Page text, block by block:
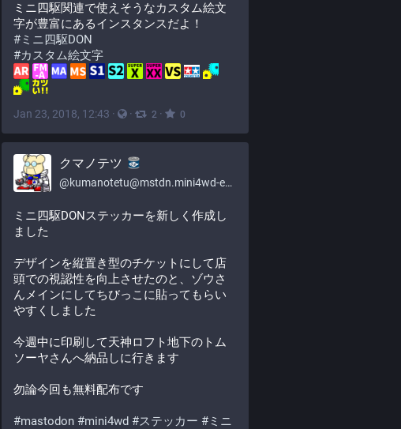
ミニ四駆関連で使えそうなカスタム絵文
字が豊富にあるインスタンスだよ！
#ミニ四駆DON
#カスタム絵文字
Jan 23, 2018, 12:43 · · 2 · 0
クマノテツ
@kumanotetu@mstdn.mini4wd-engineer.com
ミニ四駆DONステッカーを新しく作成し
ました
デザインを縦置き型のチケットにして店
頭での視認性を向上させたのと、ゾウさ
んメインにしてちびっこに貼ってもらい
やすくしました
今週中に印刷して天神ロフト地下のトム
ソーヤさんへ納品しに行きます
勿論今回も無料配布です
#mastodon #mini4wd #ステッカー #ミニ